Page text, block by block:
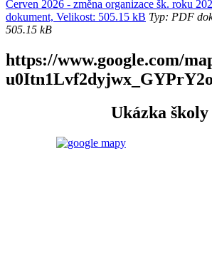
Červen 2026 - změna organizace šk. roku
dokument, Velikost: 505.15 kB Typ: PDF
505.15 kB
https://www.google.com/
Ukázka školy